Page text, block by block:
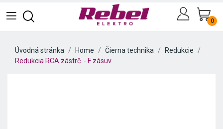
0
Úvodná stránka Home Čierna technika
Redukcie
Redukcia RCA zástrč. - F zásuv.